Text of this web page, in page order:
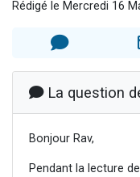
Il
Rédigé le Mercredi 16
La question
Bonjour Rav,
Pendant la lecture